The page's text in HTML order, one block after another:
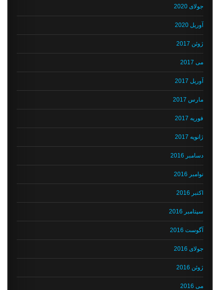
جولای 2020
آوریل 2020
ژوئن 2017
می 2017
آوریل 2017
مارس 2017
فوریه 2017
ژانویه 2017
دسامبر 2016
نوامبر 2016
اکتبر 2016
سپتامبر 2016
آگوست 2016
جولای 2016
ژوئن 2016
می 2016